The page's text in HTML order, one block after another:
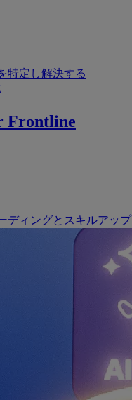
特定し解決する
Frontline
ディングとスキルアップ